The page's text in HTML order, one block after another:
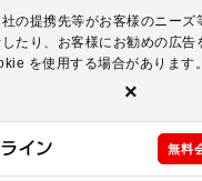
の提携先等がお客様のニーズ
たり、お客様にお勧めの広告
を使用する場合があります。
×
無料